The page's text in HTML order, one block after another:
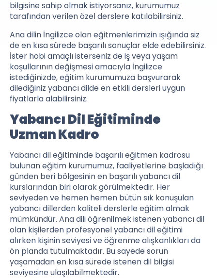
bilgisine sahip olmak istiyorsanız, kurumumuz
tarafından verilen özel derslere katılabilirsiniz.
Ana dilin İngilizce olan eğitmenlerimizin ışığında siz
de en kısa sürede başarılı sonuçlar elde edebilirsiniz.
İster hobi amaçlı isterseniz de iş veya yaşam
koşullarının değişmesi amacıyla İngilizce
istediğinizde, eğitim kurumumuza başvurarak
dilediğiniz yabancı dilde en etkili dersleri uygun
fiyatlarla alabilirsiniz.
Yabancı Dil Eğitiminde
Uzman Kadro
Yabancı dil eğitiminde başarılı eğitmen kadrosu
bulunan eğitim kurumumuz, faaliyetlerine başladığı
günden beri bölgesinin en başarılı yabancı dil
kurslarından biri olarak görülmektedir. Her
seviyeden ve hemen hemen bütün sık konuşulan
yabancı dillerden kaliteli derslerle eğitim almak
mümkündür. Ana dili öğrenilmek istenen yabancı dil
olan kişilerden profesyonel yabancı dil eğitimi
alırken kişinin seviyesi ve öğrenme alışkanlıkları da
ön planda tutulmaktadır. Bu sayede sorun
yaşamadan en kısa sürede istenen dil bilgisi
seviyesine ulaşılabilmektedir.